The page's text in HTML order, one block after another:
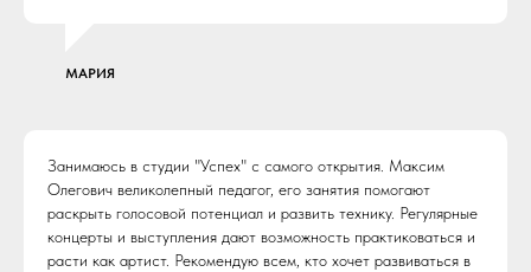
МАРИЯ
Занимаюсь в студии "Успех" с самого открытия. Максим
Олегович великолепный педагог, его занятия помогают
раскрыть голосовой потенциал и развить технику. Регулярные
концерты и выступления дают возможность практиковаться и
расти как артист. Рекомендую всем, кто хочет развиваться в